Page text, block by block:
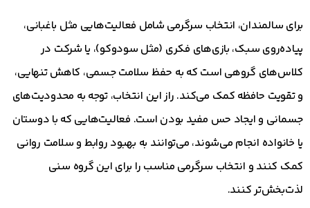
برای سالمندان، انتخاب سرگرمی شامل فعالیت‌هایی مثل باغبانی،
پیاده‌روی سبک، بازی‌های فکری (مثل سودوکو)، یا شرکت در
کلاس‌های گروهی است که به حفظ سلامت جسمی، کاهش تنهایی،
و تقویت حافظه کمک می‌کند. راز این انتخاب، توجه به محدودیت‌های
جسمانی و ایجاد حس مفید بودن است. فعالیت‌هایی که با دوستان
یا خانواده انجام می‌شوند، می‌توانند به بهبود روابط و سلامت روانی
کمک کنند و انتخاب سرگرمی مناسب را برای این گروه سنی
لذت‌بخش‌تر کنند.